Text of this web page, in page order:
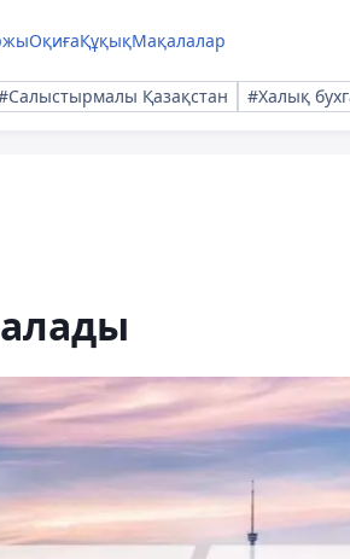
ОқиғаҚұқықМақалалар
Қазақстан #Халық